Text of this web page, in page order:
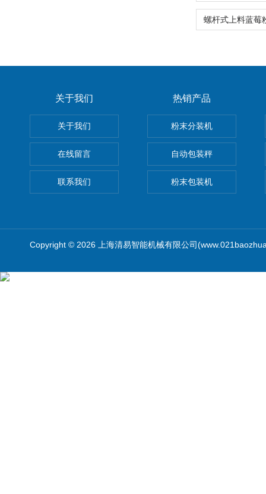
关于我们
关于我们
在线留言
联系我们
热销产品
粉末分装机
自动包装秤
粉末包装机
Copyright © 2026 上海清易智能机械有限公司